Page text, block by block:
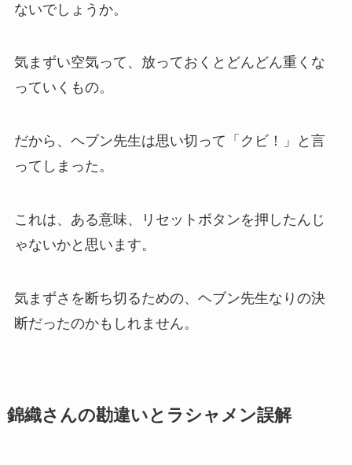
ないでしょうか。
気まずい空気って、放っておくとどんどん重くな
っていくもの。
だから、ヘブン先生は思い切って「クビ！」と言
ってしまった。
これは、ある意味、リセットボタンを押したんじ
ゃないかと思います。
気まずさを断ち切るための、ヘブン先生なりの決
断だったのかもしれません。
錦織さんの勘違いとラシャメン誤解